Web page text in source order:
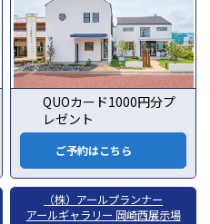
QUOカード1000円分プ
レゼント
ご予約はこちら
（株）アールプランナー
アールギャラリー 岡崎西展示場